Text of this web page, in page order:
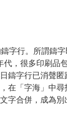
字行。所謂鑄
，很多印刷品
鑄字行已消聲匿
在「字海」中尋
字合併，成為別